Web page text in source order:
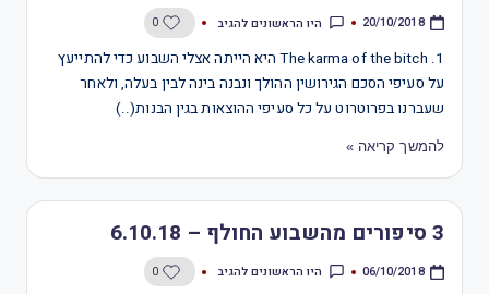
20/10/2018 היו הראשונים להגיב 0
1. The karma of the bitch היא הייתה אצלי השבוע כדי להתייעץ
על סעיפי הסכם הגירושין ההולך ונבנה בינה לבין בעלה, ולאחר
שעברנו בפרוטרוט על כל סעיפי ההוצאות בגין הבנות(..)
להמשך קריאה »
3 סיפורים מהשבוע החולף – 6.10.18
06/10/2018 היו הראשונים להגיב 0